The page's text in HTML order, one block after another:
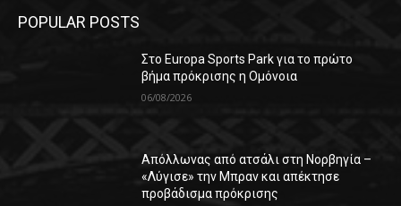
POPULAR POSTS
Στο Europa Sports Park για το πρώτο
βήμα πρόκρισης η Ομόνοια
06/08/2026
Απόλλωνας από ατσάλι στη Νορβηγία –
«Λύγισε» την Μπραν και απέκτησε
προβάδισμα πρόκρισης